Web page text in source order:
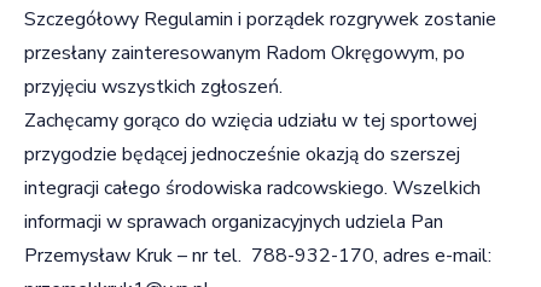
Szczegółowy Regulamin i porządek rozgrywek zostanie
przesłany zainteresowanym Radom Okręgowym, po
przyjęciu wszystkich zgłoszeń.
Zachęcamy gorąco do wzięcia udziału w tej sportowej
przygodzie będącej jednocześnie okazją do szerszej
integracji całego środowiska radcowskiego. Wszelkich
informacji w sprawach organizacyjnych udziela Pan
Przemysław Kruk – nr tel. 788-932-170, adres e-mail: